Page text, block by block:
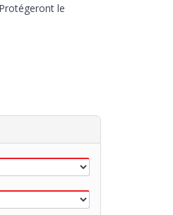
le